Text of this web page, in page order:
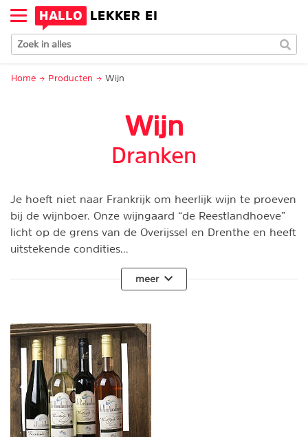
HALLO LEKKER EI
Home Producten Wijn
Wijn
Dranken
Je hoeft niet naar Frankrijk om heerlijk wijn te proeven
bij de wijnboer. Onze wijngaard “de Reestlandhoeve”
licht op de grens van de Overijssel en Drenthe en heeft
uitstekende condities...
meer